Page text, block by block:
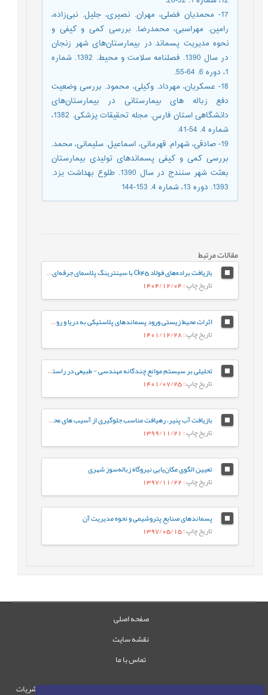
17- محمدیان فضلی، مهران. نصیری، جلیل. نبی‌زاده،
رامین. مهراسبی، محمدرضا. بررسی کمی و کيفی و
نحوه مديريت پسماند در بيمارستان‌های شهر زنجان
در سال 1390. فصلنامه سلامت و محیط. 1392. شماره
18- عسکریان، مهرداد. وکیلی، محمود. بررسی وضعیت
دفع زباله های بیمارستانی در بیمارستان‌های
دانشگاهی ‌استان فارس. مجله تحقیقات پزشکی. 1382،
شماره 4. 54-41.
19- صادقی، شهرام. قهرمانی، اسماعیل. سلیمانی، محمد.
بررسی کمی و کيفی پسماندهای توليدی بيمارستان
بعثت شهر سنندج در سال 1390. طلوع بهداشت یزد.
1393. دوره 13، شماره 4. 153-144
مقالات مرتبط
بازیافت براده‌های فولاد Ck45 با سینترینگ پلاسمای جرقه‌ای: مقایسه با ماشینکاری سنتی و ارزیابی محیط‌زیستی
تاریخ چاپ: 1404/12/04
اثرات محیط زیستی ورود پسماندهای پلاستیکی به دریا و روش¬های مدیریت آن (مطالعه مروری)
تاریخ چاپ: 1401/12/28
تحلیلی بر سیستم موانع چندگانه مهندسی - طبیعی در راستای مدیریت پایدار پسماندهای رادیواکتیو
تاریخ چاپ: 1401/07/25
بازیافت آب پنیر، رهیافت مناسب جلوگیری از آسیب های محیط زیست
تاریخ چاپ: 1399/11/21
تعیین الگوی مکان‌یابی نیروگاه‌ زباله‌سوز شهری
تاریخ چاپ: 1397/11/22
پسماندهای صنایع پتروشیمی و نحوه مدیریت آن
تاریخ چاپ: 1397/05/15
صفحه اصلی
نقشه سایت
تماس با ما
حقوق این وب‌سایت متعلق به سامانه مدیریت نشریات